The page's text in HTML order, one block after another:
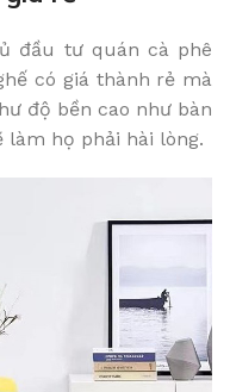
đầu tư quán cà phê
có giá thành rẻ mà
độ bền cao như bàn
làm họ phải hài lòng.